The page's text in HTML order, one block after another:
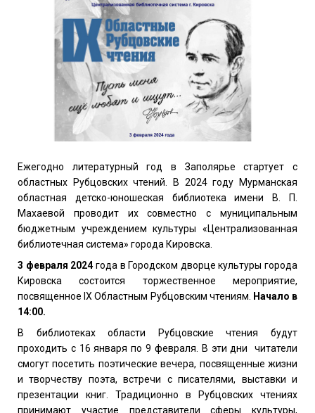
Ежегодно литературный год в Заполярье стартует с
областных Рубцовских чтений. В 2024 году Мурманская
областная детско-юношеская библиотека имени В. П.
Махаевой проводит их совместно с муниципальным
бюджетным учреждением культуры «Централизованная
библиотечная система» города Кировска.
3 февраля 2024года в Городском дворце культуры города
Кировска состоится торжественное мероприятие,
посвященное IX Областным Рубцовским чтениям.
Начало в
14:00.
В библиотеках области Рубцовские чтения будут
проходить с 16 января по 9 февраля. В эти дни
читатели
смогут посетить поэтические вечера, посвященные жизни
и творчеству поэта, встречи с писателями, выставки и
презентации книг. Традиционно в Рубцовских чтениях
принимают участие представители сферы культуры,